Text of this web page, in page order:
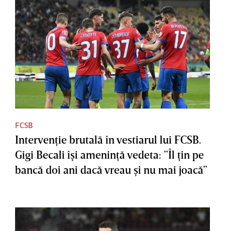
FCSB
Intervenţie brutală în vestiarul lui FCSB.
Gigi Becali îşi ameninţă vedeta: ”Îl ţin pe
bancă doi ani dacă vreau şi nu mai joacă”